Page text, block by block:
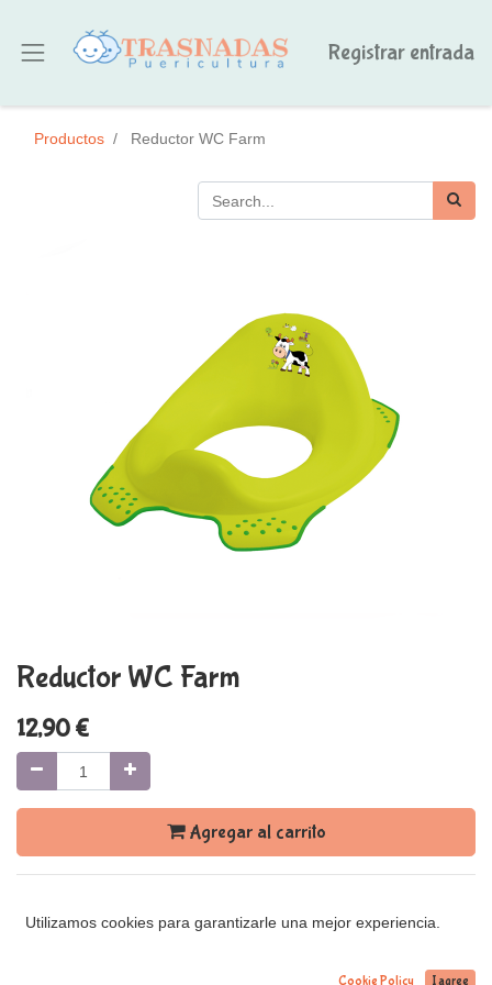
Registrar entrada
Productos Reductor WC Farm
Reductor WC Farm
12,90€
Agregar al carrito
Utilizamos cookies para garantizarle una mejor experiencia.
Cookie Policy I agree